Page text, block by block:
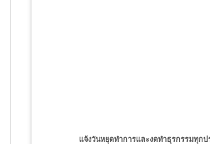
แจ้งวันหยุดทำการและงดทำธุรกรรมทุกป